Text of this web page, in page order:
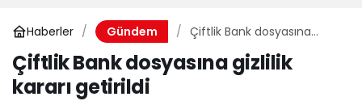
Haberler Gündem
Çiftlik Bank dosyasına
Çiftlik Bank dosyasına gizlilik
kararı getirildi